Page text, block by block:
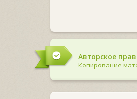
Авторское
Копирование